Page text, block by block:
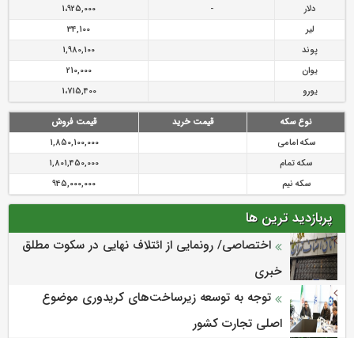
دلار
-
1،925,000
لیر
34,100
پوند
1,980,100
یوان
210,000
یورو
1،715,400
نوع سکه قیمت خرید
قیمت فروش
سکه امامی
1,850,100,000
سکه تمام
1,801,450,000
سکه نیم
945,000,000
پربازدید ترین ها
اختصاصی/ رونمایی از ائتلاف‌ نهایی در سکوت مطلق
خبری
توجه به توسعه زیرساخت‌های کریدوری موضوع
اصلی تجارت کشور